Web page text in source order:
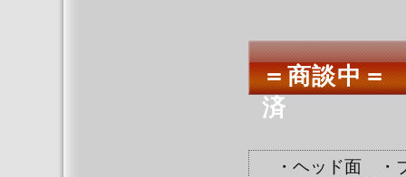
＝商談中
済
・ヘッド面 ・